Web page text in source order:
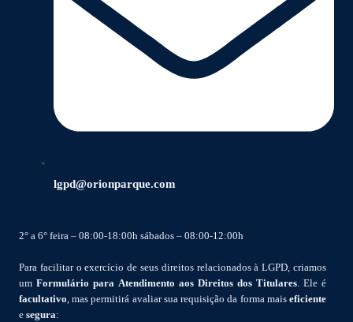
lgpd@orionparque.com
2° a 6° feira – 08:00-18:00h sábados – 08:00-12:00h
Para facilitar o exercício de seus direitos relacionados à LGPD, criamos
um Formulário para Atendimento aos Direitos dos Titulares. Ele é
facultativo, mas permitirá avaliar sua requisição da forma mais eficiente
e segura: